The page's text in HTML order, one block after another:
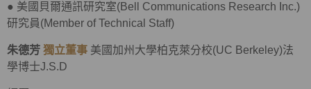
● 美國貝爾通訊研究室(Bell Communications Research Inc.)
研究員(Member of Technical Staff)
朱德芳 獨立董事 美國加州大學柏克萊分校(UC Berkeley)法
學博士J.S.D